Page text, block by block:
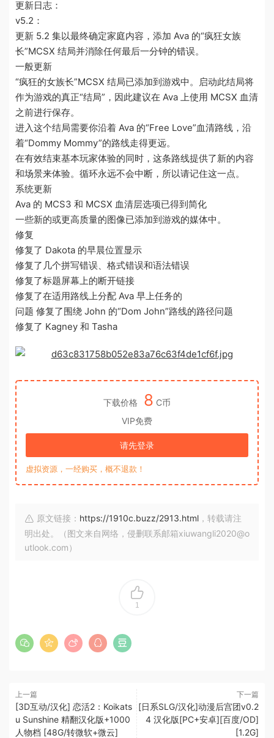
更新日志：
v5.2：
更新 5.2 集以最终确定家庭内容，添加 Ava 的“疯狂女族
长”MCSX 结局并消除任何最后一分钟的错误。
一般更新
“疯狂的女族长”MCSX 结局已添加到游戏中。启动此结局将
作为游戏的真正“结局”，因此建议在 Ava 上使用 MCSX 血清
之前进行保存。
进入这个结局需要你沿着 Ava 的“Free Love”血清路线，沿
着“Dommy Mommy”的路线走得更远。
在有效结束基本玩家体验的同时，这条路线提供了新的内容
和场景来体验。循环永远不会中断，所以请记住这一点。
系统更新
Ava 的 MCS3 和 MCSX 血清层选项已得到简化
一些新的或更高质量的图像已添加到游戏的媒体中。
修复
修复了 Dakota 的早晨位置显示
修复了几个拼写错误、格式错误和语法错误
修复了标题屏幕上的断开链接
修复了在适用路线上分配 Ava 早上任务的
问题 修复了围绕 John 的“Dom John”路线的路径问题
修复了 Kagney 和 Tasha
下载价格 8 C币
VIP免费
请先登录
虚拟资源，一经购买，概不退款！
原文链接： https://1910c.buzz/2913.html ，转载请注
明出处。（图文来自网络，侵删联系邮箱xiuwangli2020@o
utlook.com）
1
上一篇
[3D互动/汉化] 恋活2：Koikats
u Sunshine 精翻汉化版+1000
人物档 [48G/转微软+微云]
下一篇
[日系SLG/汉化]动漫后宫团v0.2
4 汉化版[PC+安卓][百度/OD]
[1.2G]